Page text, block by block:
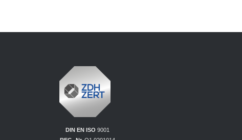
DIN EN ISO 9001